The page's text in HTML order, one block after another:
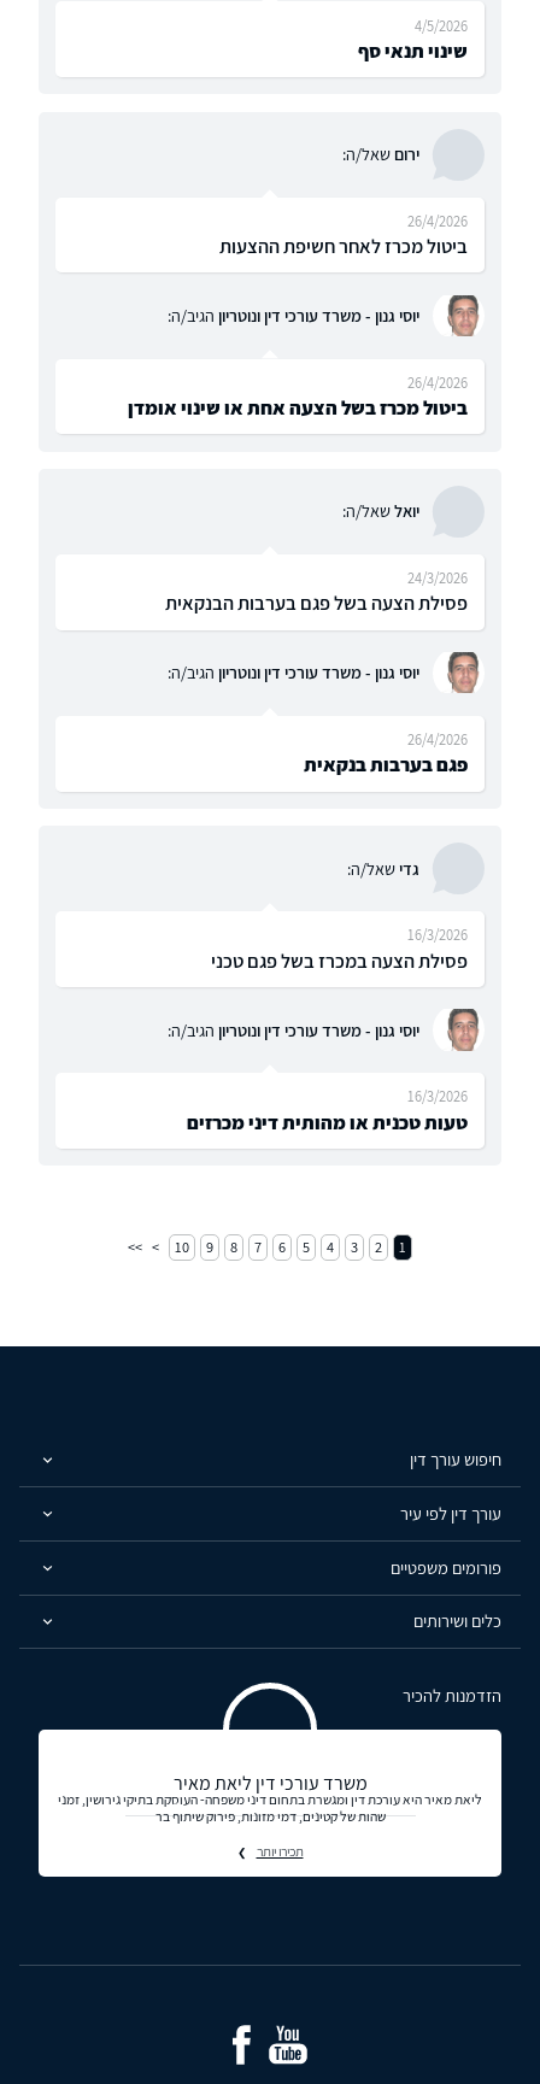
שינוי תנאי סף
4/5/2026
ירום שאל/ה:
ביטול מכרז לאחר חשיפת ההצעות
26/4/2026
יוסי גנון - משרד עורכי דין ונוטריון הגיב/ה:
ביטול מכרז בשל הצעה אחת או שינוי אומדן
26/4/2026
יואלשאל/ה:
פסילת הצעה בשל פגם בערבות הבנקאית
24/3/2026
יוסי גנון - משרד עורכי דין ונוטריון הגיב/ה:
פגם בערבות בנקאית
26/4/2026
גדישאל/ה:
פסילת הצעה במכרז בשל פגם טכני
16/3/2026
יוסי גנון - משרד עורכי דין ונוטריון הגיב/ה:
טעות טכנית או מהותית דיני מכרזים
16/3/2026
1
2
3
4
5
6
7
8
9
10
חיפוש עורך דין
עורך דין לפי עיר
פורומים משפטיים
כלים ושירותים
הזדמנות להכיר
משרד עורכי דין ליאת מאיר
ליאת מאיר היא עורכת דין ומגשרת בתחום דיני משפחה- העוסקת בתיקי גירושין, זמני
שהות של קטינים, דמי מזונות, פירוק שיתוף בר
תכירו יותר